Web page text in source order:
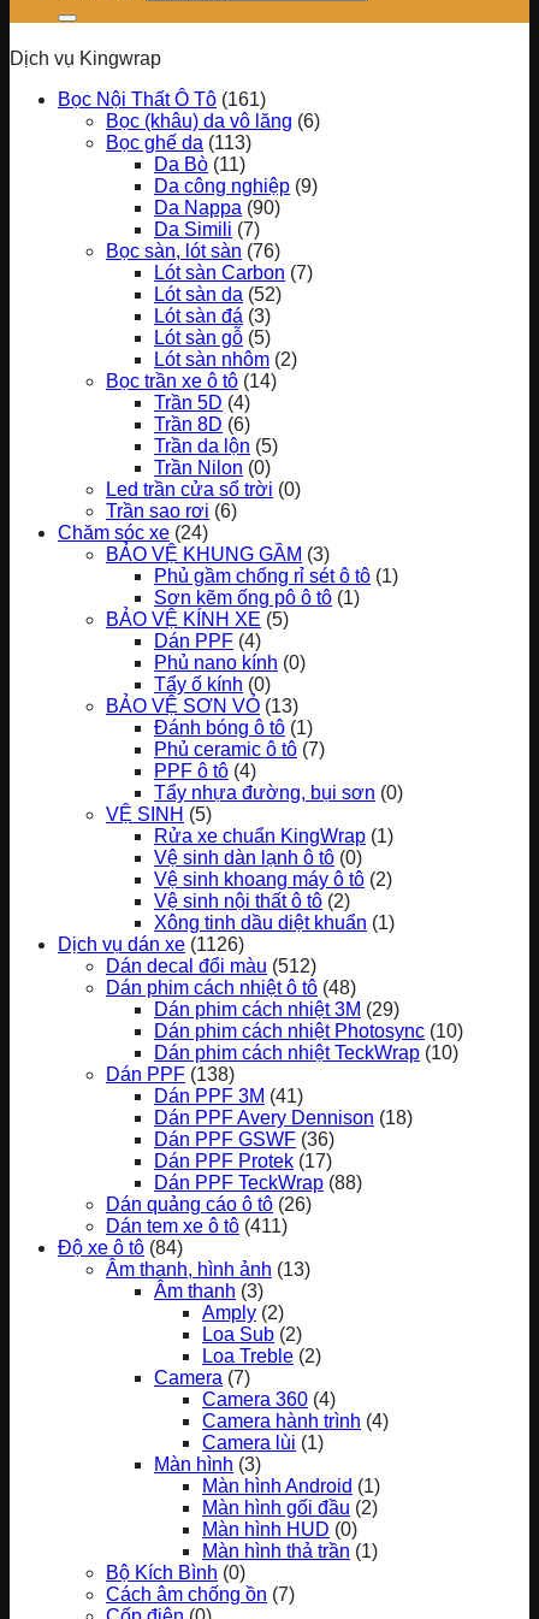
Dịch vụ Kingwrap
Bọc Nội Thất Ô Tô (161)
Bọc (khâu) da vô lăng (6)
Bọc ghế da (113)
Da Bò (11)
Da công nghiệp (9)
Da Nappa (90)
Da Simili (7)
Bọc sàn, lót sàn (76)
Lót sàn Carbon (7)
Lót sàn da (52)
Lót sàn đá (3)
Lót sàn gỗ (5)
Lót sàn nhôm (2)
Bọc trần xe ô tô (14)
Trần 5D (4)
Trần 8D (6)
Trần da lộn (5)
Trần Nilon (0)
Led trần cửa sổ trời (0)
Trần sao rơi (6)
Chăm sóc xe (24)
BẢO VỆ KHUNG GẦM (3)
Phủ gầm chống rỉ sét ô tô (1)
Sơn kẽm ống pô ô tô (1)
BẢO VỆ KÍNH XE (5)
Dán PPF (4)
Phủ nano kính (0)
Tẩy ố kính (0)
BẢO VỆ SƠN VỎ (13)
Đánh bóng ô tô (1)
Phủ ceramic ô tô (7)
PPF ô tô (4)
Tẩy nhựa đường, bụi sơn (0)
VỆ SINH (5)
Rửa xe chuẩn KingWrap (1)
Vệ sinh dàn lạnh ô tô (0)
Vệ sinh khoang máy ô tô (2)
Vệ sinh nội thất ô tô (2)
Xông tinh dầu diệt khuẩn (1)
Dịch vụ dán xe (1126)
Dán decal đổi màu (512)
Dán phim cách nhiệt ô tô (48)
Dán phim cách nhiệt 3M (29)
Dán phim cách nhiệt Photosync (10)
Dán phim cách nhiệt TeckWrap (10)
Dán PPF (138)
Dán PPF 3M (41)
Dán PPF Avery Dennison (18)
Dán PPF GSWF (36)
Dán PPF Protek (17)
Dán PPF TeckWrap (88)
Dán quảng cáo ô tô (26)
Dán tem xe ô tô (411)
Độ xe ô tô (84)
Âm thanh, hình ảnh (13)
Âm thanh (3)
Amply (2)
Loa Sub (2)
Loa Treble (2)
Camera (7)
Camera 360 (4)
Camera hành trình (4)
Camera lùi (1)
Màn hình (3)
Màn hình Android (1)
Màn hình gối đầu (2)
Màn hình HUD (0)
Màn hình thả trần (1)
Bộ Kích Bình (0)
Cách âm chống ồn (7)